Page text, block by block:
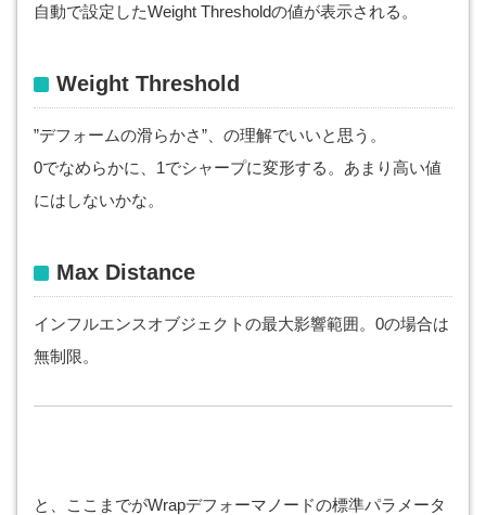
自動で設定したWeight Thresholdの値が表示される。
Weight Threshold
”デフォームの滑らかさ”、の理解でいいと思う。
0でなめらかに、1でシャープに変形する。あまり高い値
にはしないかな。
Max Distance
インフルエンスオブジェクトの最大影響範囲。0の場合は
無制限。
と、ここまでがWrapデフォーマノードの標準パラメータ